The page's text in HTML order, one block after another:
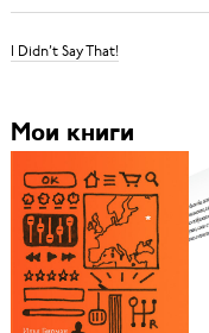
I Didn’t Say That!
Мои книги